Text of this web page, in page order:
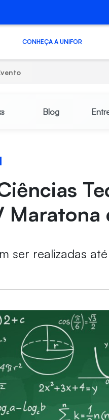
CONHEÇA A UNIFOR
Blog
Maratona
ser realizadas